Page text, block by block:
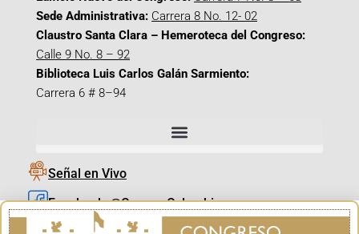
Sede Administrativa: Carrera 8 No. 12- 02
Claustro Santa Clara – Hemeroteca del Congreso:
Calle 9 No. 8 – 92
Biblioteca Luis Carlos Galán Sarmiento:
Carrera 6 # 8–94
Señal en Vivo
Facebook_@CamaraColombia